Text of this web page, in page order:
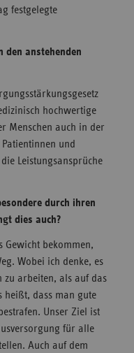
festgelegte
den anstehenden
hochwertige
Menschen auch in der
und
Leistungsansprüche
durch ihren
dies auch?
bekommen,
Wobei ich denke, es
zu arbeiten, als auf das
heißt, dass man gute
Unser Ziel ist
für alle
Auch auf dem